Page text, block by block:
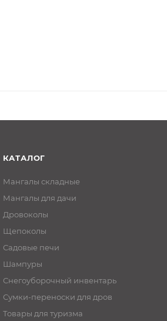
КАТАЛОГ
Мангалы складные
Мангалы для дачи
Дровоколы
Щепоколы
Садовые печи
Шампуры
Снегоуборочный инвентарь
Сумки-переноски для дров
Товары для туризма